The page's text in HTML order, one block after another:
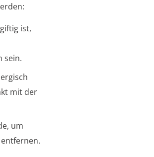
ist,
sein.
mit der
um